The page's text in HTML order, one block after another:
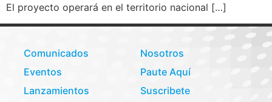
El proyecto operará en el territorio nacional […]
Comunicados
Eventos
Lanzamientos
Nosotros
Paute Aquí
Suscribete